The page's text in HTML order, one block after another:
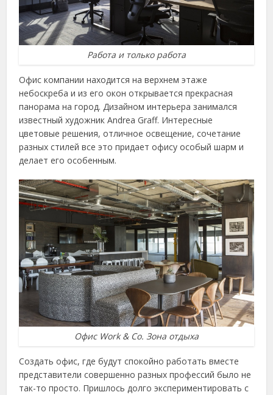
Работа и только работа
Офис компании находится на верхнем этаже
небоскреба и из его окон открывается прекрасная
панорама на город. Дизайном интерьера занимался
известный художник Andrea Graff. Интересные
цветовые решения, отличное освещение, сочетание
разных стилей все это придает офису особый шарм и
делает его особенным.
Офис Work & Co. Зона отдыха
Создать офис, где будут спокойно работать вместе
представители совершенно разных профессий было не
так-то просто. Пришлось долго экспериментировать с